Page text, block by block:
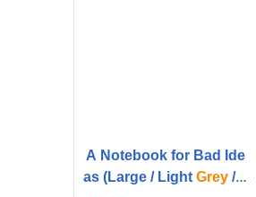
A Notebook for Bad Ide
as (Large / Light Grey / L